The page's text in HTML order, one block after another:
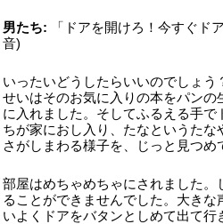
男たち: 「ドアを開けろ！今すぐド
音)
いったいどうしたらいいのでしょ
せいはそのお気に入りの本をパンの
に入れました。そしてふるえる手で
ちが家におし入り、たなというた
さがしまわる様子を、じっと見つめ
部屋はめちゃめちゃにされました。
ることができませんでした。大き
いよくドアをバタンとしめて出て